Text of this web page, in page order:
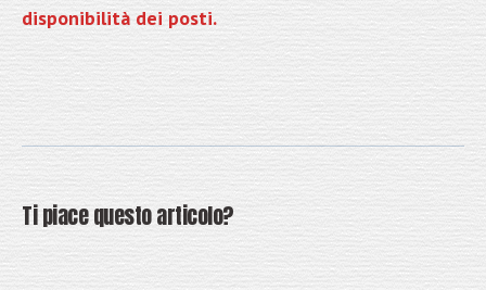
disponibilità dei posti.
Ti piace questo articolo?